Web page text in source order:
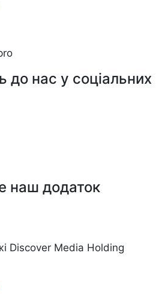
до нас у соціальних
наш додаток
Discover Media Holding